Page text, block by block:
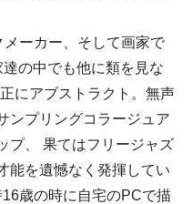
ーカー、そして画家で
の中でも他に類を見な
にアブストラクト。無声
ンプリングコラージュア
プ、 果てはフリージャズ
能を遺憾なく発揮してい
歳の時に自宅のPCで描